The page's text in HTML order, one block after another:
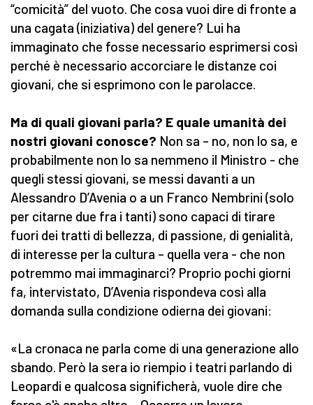
“comicità” del vuoto. Che cosa vuoi dire di fronte a
una cagata (iniziativa) del genere? Lui ha
immaginato che fosse necessario esprimersi così
perché è necessario accorciare le distanze coi
giovani, che si esprimono con le parolacce.
Ma di quali giovani parla? E quale umanità dei
nostri giovani conosce? Non sa – no, non lo sa, e
probabilmente non lo sa nemmeno il Ministro - che
quegli stessi giovani, se messi davanti a un
Alessandro D’Avenia o a un Franco Nembrini (solo
per citarne due fra i tanti) sono capaci di tirare
fuori dei tratti di bellezza, di passione, di genialità,
di interesse per la cultura – quella vera - che non
potremmo mai immaginarci? Proprio pochi giorni
fa, intervistato, D’Avenia rispondeva così alla
domanda sulla condizione odierna dei giovani:
«La cronaca ne parla come di una generazione allo
sbando. Però la sera io riempio i teatri parlando di
Leopardi e qualcosa significherà, vuole dire che